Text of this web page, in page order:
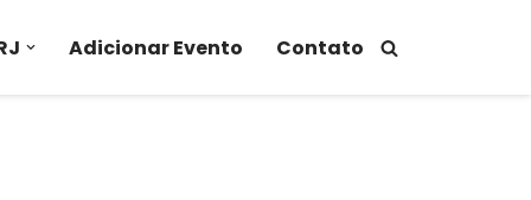
Adicionar Evento Contato